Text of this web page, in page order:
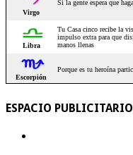
ESPACIO PUBLICITARIO